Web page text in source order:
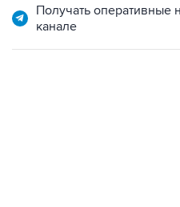
Получать оперативные
канале